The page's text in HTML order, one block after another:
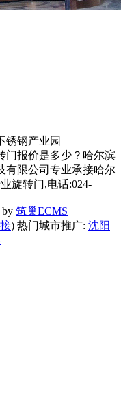
锈钢产业园
门报价是多少？哈尔滨
有限公司专业承接哈尔
旋转门,电话:024-
by 筑巢ECMS
) 热门城市推广: 沈阳